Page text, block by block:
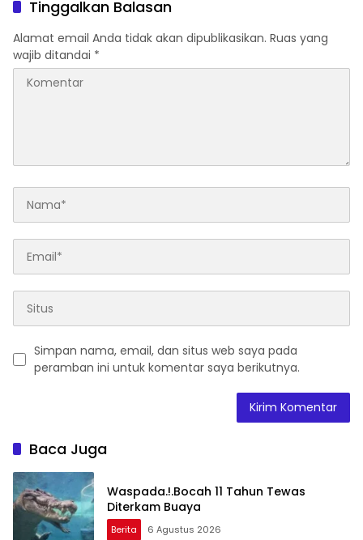
Tinggalkan Balasan
Alamat email Anda tidak akan dipublikasikan. Ruas yang
wajib ditandai *
Simpan nama, email, dan situs web saya pada
peramban ini untuk komentar saya berikutnya.
Baca Juga
Waspada.!.Bocah 11 Tahun Tewas
Diterkam Buaya
Berita 6 Agustus 2026